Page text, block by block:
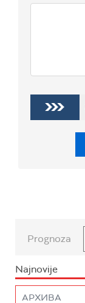
Prognoza
Najnovije